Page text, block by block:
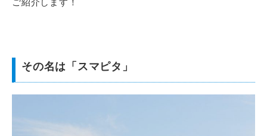
ご紹介します！
その名は「スマピタ」